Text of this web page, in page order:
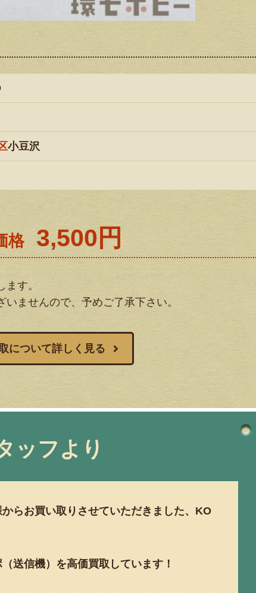
小豆沢
格 3,500円
す。
ませんので、予めご了承下さい。
について詳しく見る
ッフより
らお買い取りさせていただきました、KO
送信機）を高価買取しています！